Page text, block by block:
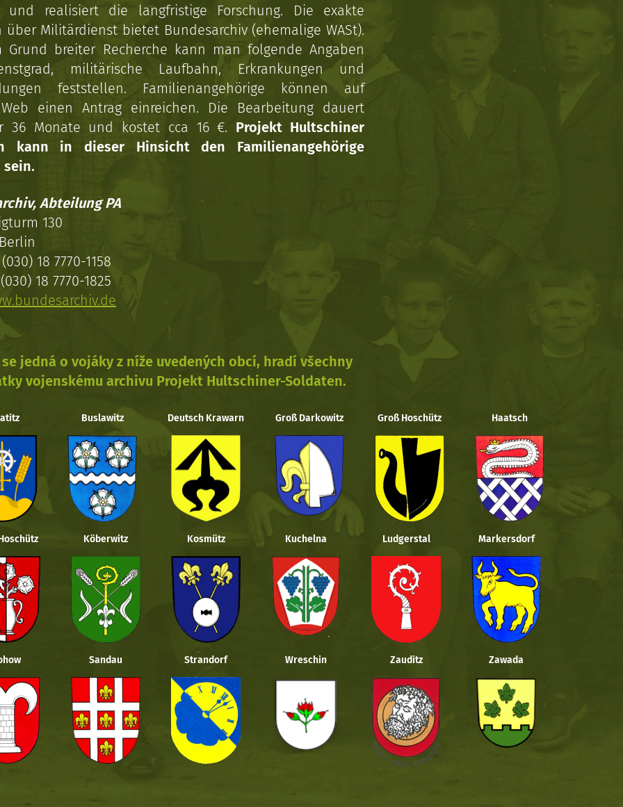
und realisiert die langfristige Forschung. Die exakte
über Militärdienst bietet Bundesarchiv (ehemalige WASt).
Grund breiter Recherche kann man folgende Angaben
militärische Laufbahn, Erkrankungen und
feststellen. Familienangehörige können auf
einen Antrag einreichen. Die Bearbeitung dauert
36 Monate und kostet cca 16 €. Projekt Hultschiner
kann in dieser Hinsicht den Familienangehörige
Abteilung PA
130
18 7770-1158
18 7770-1825
jedná o vojáky z níže uvedených obcí, hradí všechny
vojenskému archivu Projekt Hultschiner-Soldaten.
Buslawitz Deutsch Krawarn Groß Darkowitz Groß Hoschütz Haatsch
Köberwitz Kosmütz Kuchelna Ludgerstal Markersdorf
Sandau Strandorf Wreschin Zauditz Zawada